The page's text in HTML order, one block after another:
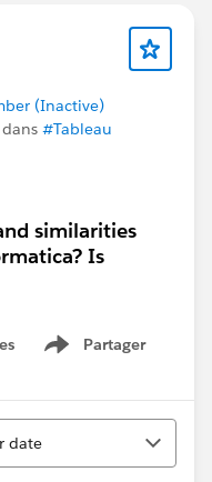
(Inactive)
#Tableau
similarities
Is
Partager
Show menu
date